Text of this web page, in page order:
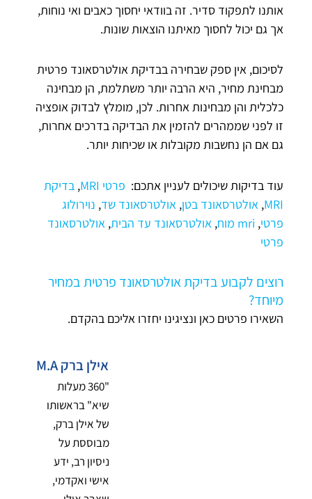
אותנו לתפקוד סדיר. זה בוודאי יחסוך כאבים ואי נוחות,
אך גם יכול לחסוך מאיתנו הוצאות שונות.
לסיכום, אין ספק שבחירה בבדיקת אולטרסאונד פרטית
מבחינת מחיר, היא הרבה יותר משתלמת, הן מבחינה
כלכלית והן מבחינות אחרות. לכן, מומלץ לבדוק אופציה
זו לפני שממהרים להזמין את הבדיקה בדרכים אחרות,
גם אם הן נחשבות מקובלות או שכיחות יותר.
עוד בדיקות שיכולים לעניין אתכם: פרטי MRI ,בדיקת
MRI
,אולטרסאונד בטן,אולטרסאונד שד, נוירולוג
פרטי, mri מוח ,אולטרסאונד עד הבית,אולטרסאונד
פרטי
רוצים לקבוע בדיקת אולטרסאונד פרטית במחיר
מיוחד?
השאירו פרטים כאן ונציגינו יחזרו אליכם בהקדם.
אילן ברק M.A
"360 מעלות
שיא" בראשותו
של אילן ברק,
מבוססת על
ניסיון רב, ידע
אישי ואקדמי,